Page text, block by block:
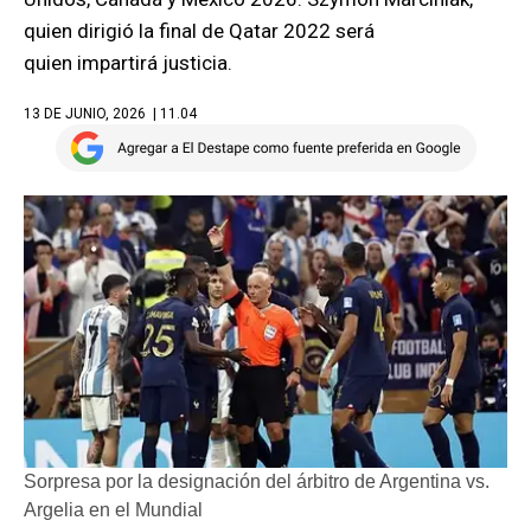
quien dirigió la final de Qatar 2022 será
quien impartirá justicia.
13 DE JUNIO, 2026 | 11.04
Sorpresa por la designación del árbitro de Argentina vs.
Argelia en el Mundial